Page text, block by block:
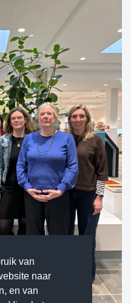
van
naar
en van